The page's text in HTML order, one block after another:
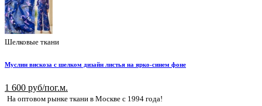
Шелковые ткани
Муслин вискоза с шелком дизайн листья на ярко-синем фоне
1 600 руб/пог.м.
На оптовом рынке ткани в Москве с 1994 года!